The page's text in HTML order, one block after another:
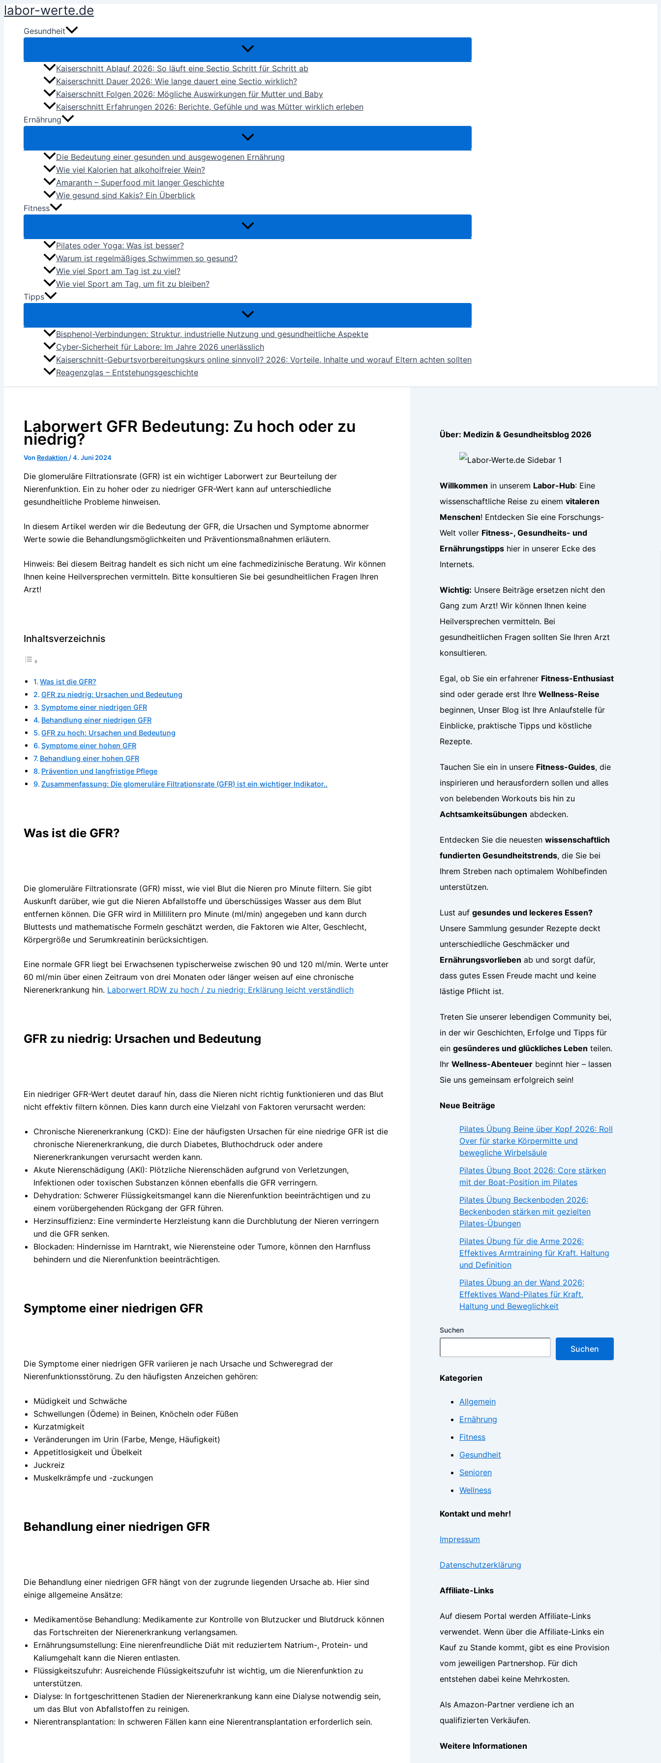
Zum
springen
labor-werte.de
Gesundheit
Kaiserschnitt Ablauf 2026: So läuft eine Sectio Schritt für Schritt ab
Kaiserschnitt Dauer 2026: Wie lange dauert eine Sectio wirklich?
Kaiserschnitt Folgen 2026: Mögliche Auswirkungen für Mutter und Baby
Kaiserschnitt Erfahrungen 2026: Berichte, Gefühle und was Mütter wirklich erleben
Ernährung
Die Bedeutung einer gesunden und ausgewogenen Ernährung
Wie viel Kalorien hat alkoholfreier Wein?
Amaranth – Superfood mit langer Geschichte
Wie gesund sind Kakis? Ein Überblick
Fitness
Pilates oder Yoga: Was ist besser?
Warum ist regelmäßiges Schwimmen so gesund?
Wie viel Sport am Tag ist zu viel?
Wie viel Sport am Tag, um fit zu bleiben?
Tipps
Bisphenol-Verbindungen: Struktur, industrielle Nutzung und gesundheitliche Aspekte
Cyber-Sicherheit für Labore: Im Jahre 2026 unerlässlich
Kaiserschnitt-Geburtsvorbereitungskurs online sinnvoll? 2026: Vorteile, Inhalte und worauf Eltern achten sollten
Reagenzglas – Entstehungsgeschichte
Laborwert GFR Bedeutung: Zu hoch oder zu
niedrig?
Von Redaktion /4. Juni 2024
Die glomeruläre Filtrationsrate (GFR) ist ein wichtiger Laborwert zur Beurteilung der
Nierenfunktion. Ein zu hoher oder zu niedriger GFR-Wert kann auf unterschiedliche
gesundheitliche Probleme hinweisen.
In diesem Artikel werden wir die Bedeutung der GFR, die Ursachen und Symptome abnormer
Werte sowie die Behandlungsmöglichkeiten und Präventionsmaßnahmen erläutern.
Hinweis: Bei diesem Beitrag handelt es sich nicht um eine fachmedizinische Beratung. Wir können
Ihnen keine Heilversprechen vermitteln. Bitte konsultieren Sie bei gesundheitlichen Fragen Ihren
Arzt!
Inhaltsverzeichnis
Was ist die GFR?
GFR zu niedrig: Ursachen und Bedeutung
Symptome einer niedrigen GFR
Behandlung einer niedrigen GFR
GFR zu hoch: Ursachen und Bedeutung
Symptome einer hohen GFR
Behandlung einer hohen GFR
Prävention und langfristige Pflege
Zusammenfassung: Die glomeruläre Filtrationsrate (GFR) ist ein wichtiger Indikator..
Was ist die GFR?
Die glomeruläre Filtrationsrate (GFR) misst, wie viel Blut die Nieren pro Minute filtern. Sie gibt
Auskunft darüber, wie gut die Nieren Abfallstoffe und überschüssiges Wasser aus dem Blut
entfernen können. Die GFR wird in Millilitern pro Minute (ml/min) angegeben und kann durch
Bluttests und mathematische Formeln geschätzt werden, die Faktoren wie Alter, Geschlecht,
Körpergröße und Serumkreatinin berücksichtigen.
Eine normale GFR liegt bei Erwachsenen typischerweise zwischen 90 und 120 ml/min. Werte unter
60 ml/min über einen Zeitraum von drei Monaten oder länger weisen auf eine chronische
Nierenerkrankung hin. Laborwert RDW zu hoch / zu niedrig: Erklärung leicht verständlich
GFR zu niedrig: Ursachen und Bedeutung
Ein niedriger GFR-Wert deutet darauf hin, dass die Nieren nicht richtig funktionieren und das Blut
nicht effektiv filtern können. Dies kann durch eine Vielzahl von Faktoren verursacht werden:
Chronische Nierenerkrankung (CKD): Eine der häufigsten Ursachen für eine niedrige GFR ist die
chronische Nierenerkrankung, die durch Diabetes, Bluthochdruck oder andere
Nierenerkrankungen verursacht werden kann.
Akute Nierenschädigung (AKI): Plötzliche Nierenschäden aufgrund von Verletzungen,
Infektionen oder toxischen Substanzen können ebenfalls die GFR verringern.
Dehydration: Schwerer Flüssigkeitsmangel kann die Nierenfunktion beeinträchtigen und zu
einem vorübergehenden Rückgang der GFR führen.
Herzinsuffizienz: Eine verminderte Herzleistung kann die Durchblutung der Nieren verringern
und die GFR senken.
Blockaden: Hindernisse im Harntrakt, wie Nierensteine oder Tumore, können den Harnfluss
behindern und die Nierenfunktion beeinträchtigen.
Symptome einer niedrigen GFR
Die Symptome einer niedrigen GFR variieren je nach Ursache und Schweregrad der
Nierenfunktionsstörung. Zu den häufigsten Anzeichen gehören:
Müdigkeit und Schwäche
Schwellungen (Ödeme) in Beinen, Knöcheln oder Füßen
Kurzatmigkeit
Veränderungen im Urin (Farbe, Menge, Häufigkeit)
Appetitlosigkeit und Übelkeit
Juckreiz
Muskelkrämpfe und -zuckungen
Behandlung einer niedrigen GFR
Die Behandlung einer niedrigen GFR hängt von der zugrunde liegenden Ursache ab. Hier sind
einige allgemeine Ansätze:
Medikamentöse Behandlung: Medikamente zur Kontrolle von Blutzucker und Blutdruck können
das Fortschreiten der Nierenerkrankung verlangsamen.
Ernährungsumstellung: Eine nierenfreundliche Diät mit reduziertem Natrium-, Protein- und
Kaliumgehalt kann die Nieren entlasten.
Flüssigkeitszufuhr: Ausreichende Flüssigkeitszufuhr ist wichtig, um die Nierenfunktion zu
unterstützen.
Dialyse: In fortgeschrittenen Stadien der Nierenerkrankung kann eine Dialyse notwendig sein,
um das Blut von Abfallstoffen zu reinigen.
Nierentransplantation: In schweren Fällen kann eine Nierentransplantation erforderlich sein.
Über: Medizin & Gesundheitsblog 2026
Willkommen in unserem Labor-Hub: Eine
wissenschaftliche Reise zu einem vitaleren
Menschen! Entdecken Sie eine Forschungs-
Welt voller Fitness-, Gesundheits- und
Ernährungstipps hier in unserer Ecke des
Internets.
Wichtig: Unsere Beiträge ersetzen nicht den
Gang zum Arzt! Wir können Ihnen keine
Heilversprechen vermitteln. Bei
gesundheitlichen Fragen sollten Sie Ihren Arzt
konsultieren.
Egal, ob Sie ein erfahrener Fitness-Enthusiast
sind oder gerade erst Ihre Wellness-Reise
beginnen, Unser Blog ist Ihre Anlaufstelle für
Einblicke, praktische Tipps und köstliche
Rezepte.
Tauchen Sie ein in unsere Fitness-Guides, die
inspirieren und herausfordern sollen und alles
von belebenden Workouts bis hin zu
Achtsamkeitsübungen abdecken.
Entdecken Sie die neuesten wissenschaftlich
fundierten Gesundheitstrends, die Sie bei
Ihrem Streben nach optimalem Wohlbefinden
unterstützen.
Lust auf gesundes und leckeres Essen?
Unsere Sammlung gesunder Rezepte deckt
unterschiedliche Geschmäcker und
Ernährungsvorlieben ab und sorgt dafür,
dass gutes Essen Freude macht und keine
lästige Pflicht ist.
Treten Sie unserer lebendigen Community bei,
in der wir Geschichten, Erfolge und Tipps für
ein gesünderes und glückliches Leben teilen.
Ihr Wellness-Abenteuer beginnt hier – lassen
Sie uns gemeinsam erfolgreich sein!
Neue Beiträge
Pilates Übung Beine über Kopf 2026: Roll
Over für starke Körpermitte und
bewegliche Wirbelsäule
Pilates Übung Boot 2026: Core stärken
mit der Boat-Position im Pilates
Pilates Übung Beckenboden 2026:
Beckenboden stärken mit gezielten
Pilates-Übungen
Pilates Übung für die Arme 2026:
Effektives Armtraining für Kraft, Haltung
und Definition
Pilates Übung an der Wand 2026:
Effektives Wand-Pilates für Kraft,
Haltung und Beweglichkeit
Suchen
Suchen
Kategorien
Allgemein
Ernährung
Fitness
Gesundheit
Senioren
Wellness
Kontakt und mehr!
Impressum
Datenschutzerklärung
Affiliate-Links
Auf diesem Portal werden Affiliate-Links
verwendet. Wenn über die Affiliate-Links ein
Kauf zu Stande kommt, gibt es eine Provision
vom jeweiligen Partnershop. Für dich
entstehen dabei keine Mehrkosten.
Als Amazon-Partner verdiene ich an
qualifizierten Verkäufen.
Weitere Informationen